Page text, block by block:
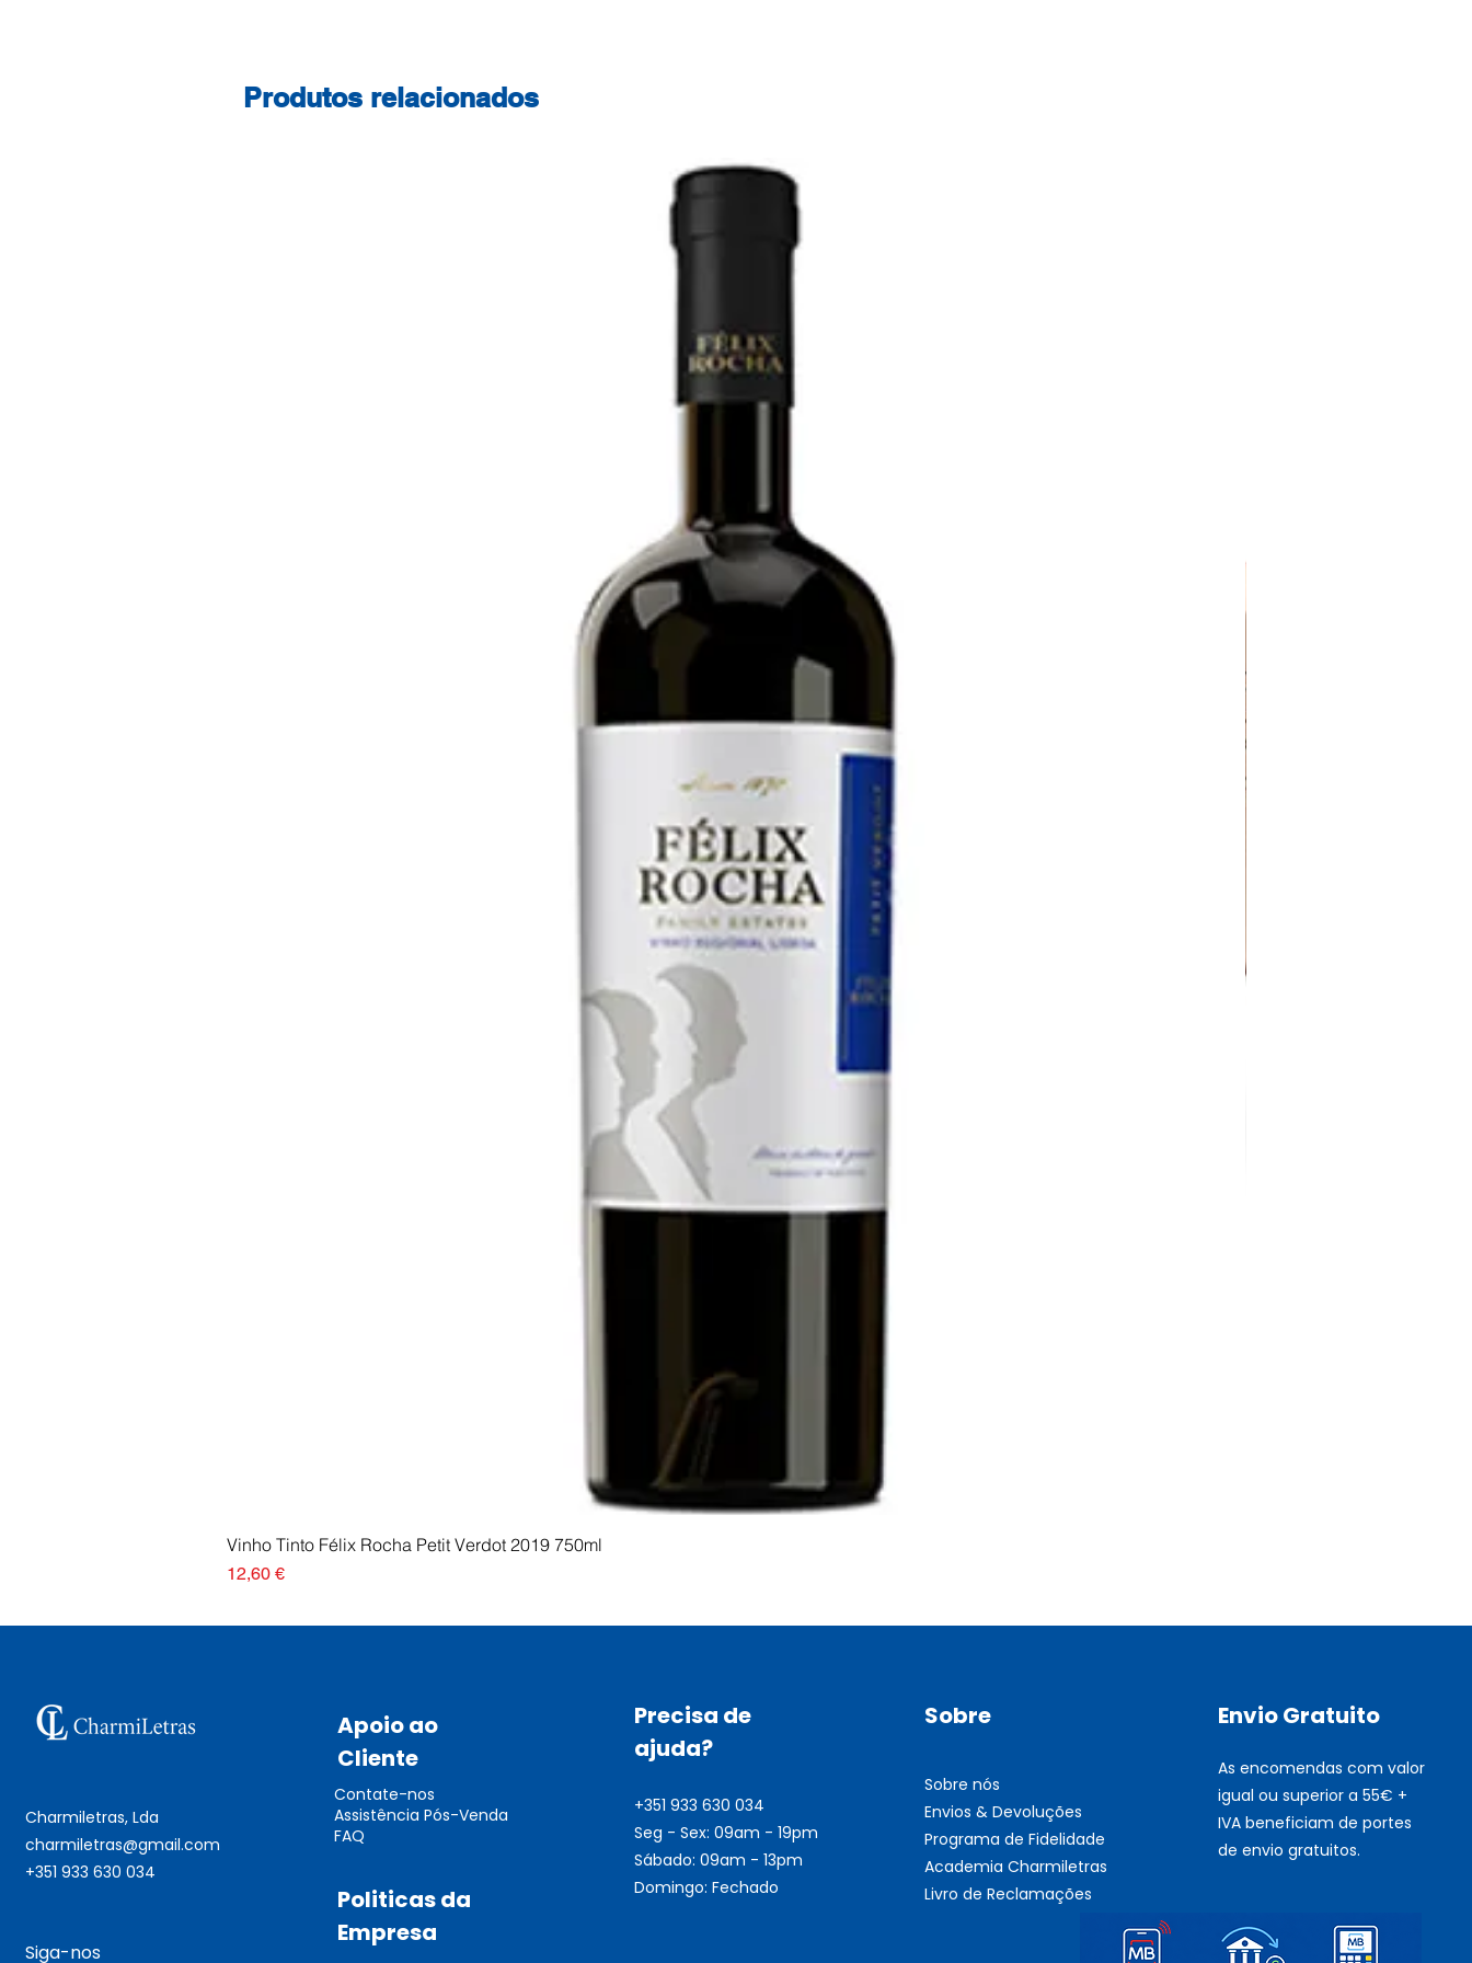
Produtos relacionados
Vinho Tinto Félix Rocha Petit Verdot 2019 750ml
Preço
12,60 €
Charmiletras, Lda
charmiletras@gmail.com
+351 933 630 034
Siga-nos
Apoio ao
Cliente
Contate-nos
Assistência Pós-Venda
FAQ
Politicas da
Empresa
Precisa de
ajuda?
+351 933 630 034
Seg - Sex: 09am - 19pm
Sábado: 09am - 13pm
Domingo: Fechado
Sobre
Sobre nós
Envios & Devoluções
Programa de Fidelidade
Academia Charmiletras
Livro de Reclamações
Envio Gratuito
As encomendas com valor
igual ou superior a 55€ +
IVA beneficiam de portes
de envio gratuitos.